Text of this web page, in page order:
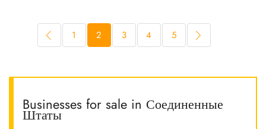
1 2 3 4 5
Businesses for sale in Соединенные
Штаты